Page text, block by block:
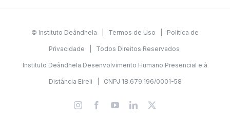
© Instituto Deândhela | Termos de Uso Política de
Privacidade | Todos Direitos Reservados
Instituto Deândhela Desenvolvimento Humano Presencial e à
Distância Eireli | CNPJ 18.679.196/0001-58